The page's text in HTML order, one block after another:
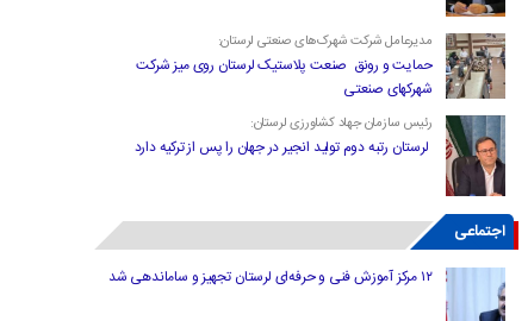
مدیرعامل شرکت شهرک‌های صنعتی لرستان:
حمایت و رونق صنعت پلاستیک لرستان روی میز شرکت
شهرکهای صنعتی
رئیس سازمان جهاد کشاورزی لرستان:
لرستان رتبه دوم تولید انجیر در جهان را پس از ترکیه دارد
اجتماعی
۱۲ مرکز آموزش فنی و حرفه‌ای لرستان تجهیز و ساماندهی شد